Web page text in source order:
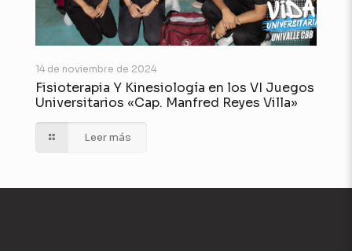
14 de noviembre de 2024
Fisioterapia Y Kinesiología en los VI Juegos
Universitarios «Cap. Manfred Reyes Villa»
Leer más